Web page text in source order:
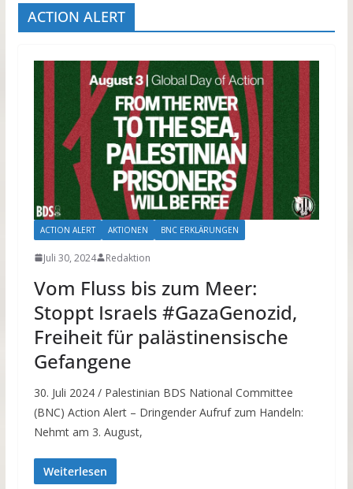
ACTION ALERT
ACTION ALERT AKTIONEN BNC ERKLÄRUNGEN
Juli 30, 2024 Redaktion
Vom Fluss bis zum Meer:
Stoppt Israels #GazaGenozid,
Freiheit für palästinensische
Gefangene
30. Juli 2024 / Palestinian BDS National Committee
(BNC) Action Alert – Dringender Aufruf zum Handeln:
Nehmt am 3. August,
Weiterlesen